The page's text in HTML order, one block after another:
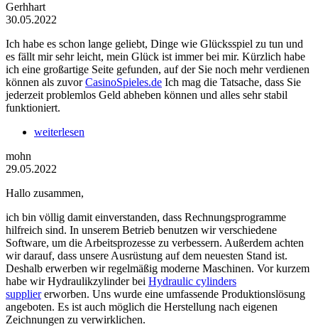
Gerhhart
30.05.2022
Ich habe es schon lange geliebt, Dinge wie Glücksspiel zu tun und
es fällt mir sehr leicht, mein Glück ist immer bei mir. Kürzlich habe
ich eine großartige Seite gefunden, auf der Sie noch mehr verdienen
können als zuvorCasinoSpieles.de Ich mag die Tatsache, dass Sie
jederzeit problemlos Geld abheben können und alles sehr stabil
funktioniert.
weiterlesen
mohn
29.05.2022
Hallo zusammen,
ich bin völlig damit einverstanden, dass Rechnungsprogramme
hilfreich sind. In unserem Betrieb benutzen wir verschiedene
Software, um die Arbeitsprozesse zu verbessern. Außerdem achten
wir darauf, dass unsere Ausrüstung auf dem neuesten Stand ist.
Deshalb erwerben wir regelmäßig moderne Maschinen. Vor kurzem
habe wir Hydraulikzylinder bei Hydraulic cylinders
suppliererworben. Uns wurde eine umfassende Produktionslösung
angeboten. Es ist auch möglich die Herstellung nach eigenen
Zeichnungen zu verwirklichen.